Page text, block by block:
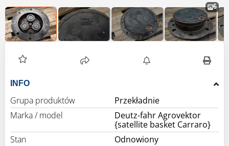
6
INFO
Grupa produktów
Przekładnie
Marka / model
Deutz-fahr Agrovektor
{satellite basket Carraro}
Stan
Odnowiony